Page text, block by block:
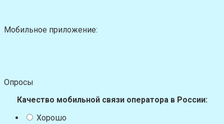
Мобильное приложение:
Опросы
Качество мобильной связи оператора в России:
Хорошо